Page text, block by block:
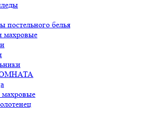
постельного белья
махровые